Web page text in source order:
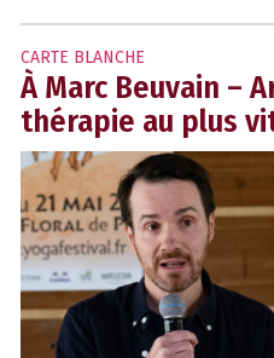
CARTE BLANCHE
À Marc Beuvain –
thérapie au plus